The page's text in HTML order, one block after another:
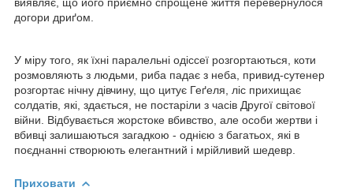
догори дриґом.
У міру того, як їхні паралельні одіссеї розгортаються, коти
розмовляють з людьми, риба падає з неба, привид-сутенер
розгортає нічну дівчину, що цитує Геґеля, ліс прихищає
солдатів, які, здається, не постаріли з часів Другої світової
війни. Відбувається жорстоке вбивство, але особи жертви і
вбивці залишаються загадкою - однією з багатьох, які в
поєднанні створюють елегантний і мрійливий шедевр.
Приховати